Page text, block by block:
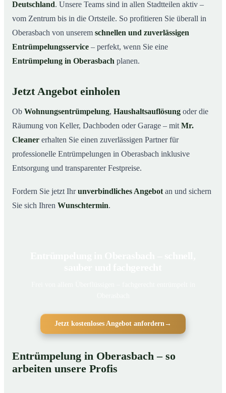
Deutschland. Unsere Teams sind in allen Stadtteilen aktiv –
vom Zentrum bis in die Ortsteile. So profitieren Sie überall in
Oberasbach von unserem schnellen und zuverlässigen
Entrümpelungsservice – perfekt, wenn Sie eine
Entrümpelung in Oberasbach planen.
Jetzt Angebot einholen
Ob Wohnungsentrümpelung, Haushaltsauflösung oder die
Räumung von Keller, Dachboden oder Garage – mit Mr.
Cleaner erhalten Sie einen zuverlässigen Partner für
professionelle Entrümpelungen in Oberasbach inklusive
Entsorgung und transparenter Festpreise.
Fordern Sie jetzt Ihrunverbindliches Angebot an und sichern
Sie sich Ihren Wunschtermin.
Jetzt kostenloses Angebot anfordern→
Entrümpelung in Oberasbach – so
arbeiten unsere Profis